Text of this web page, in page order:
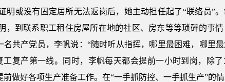
或没有固定居所无法返岗后，她主动担任起了“联络员”
到联系职工租住房屋所在地的社区、房东等等琐碎的事情
共产党员，李帆说：“随时听从指挥，哪里最困难，哪里
复产第一线。同时，李帆每天都会提前一小时到岗，除
做好各项生产准备工作。在“一手抓防控、一手抓生产”的情